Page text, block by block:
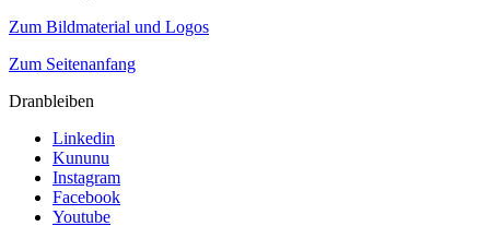
Zum Bildmaterial und Logos
Zum Seitenanfang
Dranbleiben
Linkedin
Kununu
Instagram
Facebook
Youtube